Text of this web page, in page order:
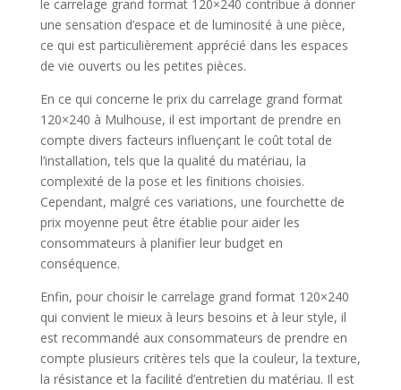
le carrelage grand format 120×240 contribue à donner
une sensation d’espace et de luminosité à une pièce,
ce qui est particulièrement apprécié dans les espaces
de vie ouverts ou les petites pièces.
En ce qui concerne le prix du carrelage grand format
120×240 à Mulhouse, il est important de prendre en
compte divers facteurs influençant le coût total de
l’installation, tels que la qualité du matériau, la
complexité de la pose et les finitions choisies.
Cependant, malgré ces variations, une fourchette de
prix moyenne peut être établie pour aider les
consommateurs à planifier leur budget en
conséquence.
Enfin, pour choisir le carrelage grand format 120×240
qui convient le mieux à leurs besoins et à leur style, il
est recommandé aux consommateurs de prendre en
compte plusieurs critères tels que la couleur, la texture,
la résistance et la facilité d’entretien du matériau. Il est